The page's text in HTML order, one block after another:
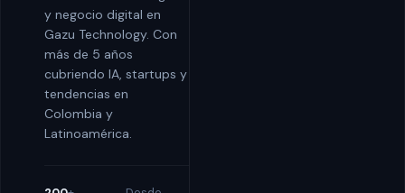
y negocio digital en
Gazu Technology. Con
más de 5 años
cubriendo IA, startups y
tendencias en
Colombia y
Latinoamérica.